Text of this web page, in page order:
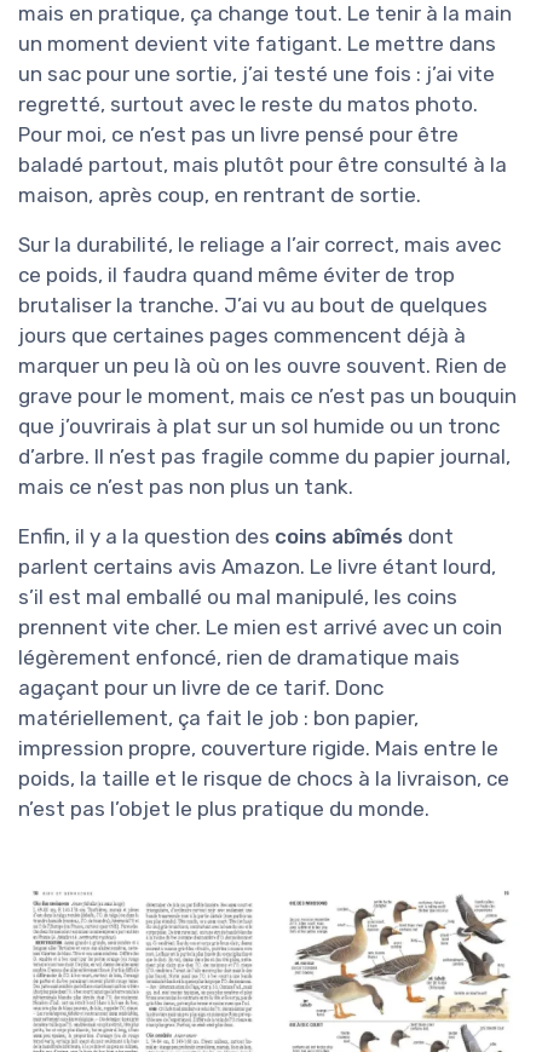
mais en pratique, ça change tout. Le tenir à la main
un moment devient vite fatigant. Le mettre dans
un sac pour une sortie, j’ai testé une fois : j’ai vite
regretté, surtout avec le reste du matos photo.
Pour moi, ce n’est pas un livre pensé pour être
baladé partout, mais plutôt pour être consulté à la
maison, après coup, en rentrant de sortie.
Sur la durabilité, le reliage a l’air correct, mais avec
ce poids, il faudra quand même éviter de trop
brutaliser la tranche. J’ai vu au bout de quelques
jours que certaines pages commencent déjà à
marquer un peu là où on les ouvre souvent. Rien de
grave pour le moment, mais ce n’est pas un bouquin
que j’ouvrirais à plat sur un sol humide ou un tronc
d’arbre. Il n’est pas fragile comme du papier journal,
mais ce n’est pas non plus un tank.
Enfin, il y a la question des coins abîmés dont
parlent certains avis Amazon. Le livre étant lourd,
s’il est mal emballé ou mal manipulé, les coins
prennent vite cher. Le mien est arrivé avec un coin
légèrement enfoncé, rien de dramatique mais
agaçant pour un livre de ce tarif. Donc
matériellement, ça fait le job : bon papier,
impression propre, couverture rigide. Mais entre le
poids, la taille et le risque de chocs à la livraison, ce
n’est pas l’objet le plus pratique du monde.